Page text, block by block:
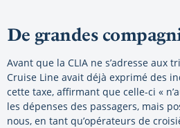
De grandes
Avant que la CLIA ne s’adresse aux
Cruise Line avait déjà exprimé des
cette taxe, affirmant que celle-ci «
les dépenses des passagers, mais
nous, en tant qu’opérateurs de